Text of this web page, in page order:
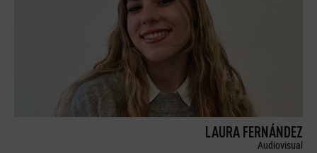
LAURA FERNÁNDEZ
Audiovisual